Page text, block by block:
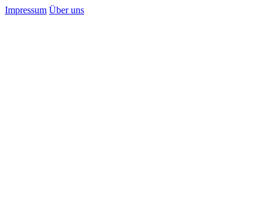
Impressum Über uns